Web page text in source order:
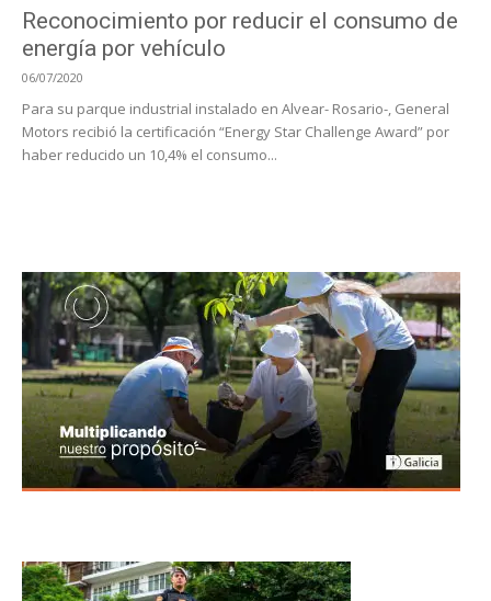
Reconocimiento por reducir el consumo de
energía por vehículo
06/07/2020
Para su parque industrial instalado en Alvear- Rosario-, General
Motors recibió la certificación “Energy Star Challenge Award” por
haber reducido un 10,4% el consumo...